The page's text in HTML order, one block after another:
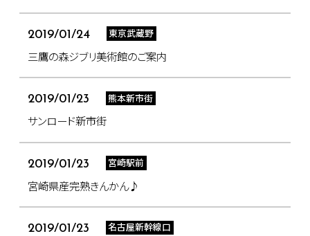
2019/01/24 東京武蔵野
三鷹の森ジブリ美術館のご案内
2019/01/23 熊本新市街
サンロード新市街
2019/01/23 宮崎駅前
宮崎県産完熟きんかん♪
2019/01/23 名古屋新幹線口